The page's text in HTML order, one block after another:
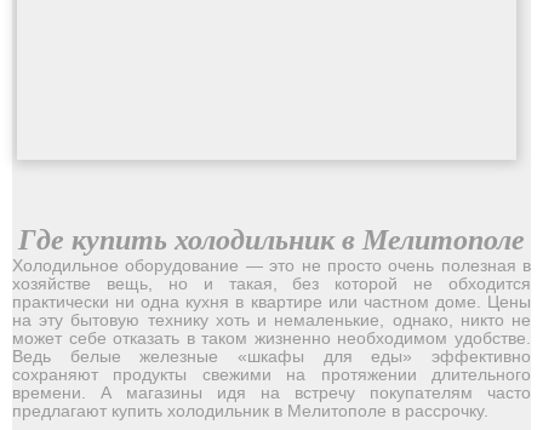
Где купить холодильник в Мелитополе
Холодильное оборудование — это не просто очень полезная в
хозяйстве вещь, но и такая, без которой не обходится
практически ни одна кухня в квартире или частном доме. Цены
на эту бытовую технику хоть и немаленькие, однако, никто не
может себе отказать в таком жизненно необходимом удобстве.
Ведь белые железные «шкафы для еды» эффективно
сохраняют продукты свежими на протяжении длительного
времени. А магазины идя на встречу покупателям часто
предлагают купить холодильник в Мелитополе в рассрочку.